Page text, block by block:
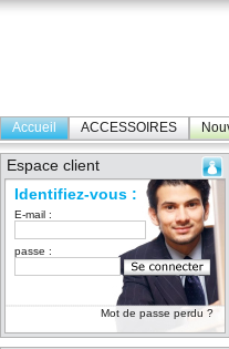
Accueil ACCESSOIRES
Espace client
Identifiez-vous :
E-mail :
passe :
Mot de passe perdu ?